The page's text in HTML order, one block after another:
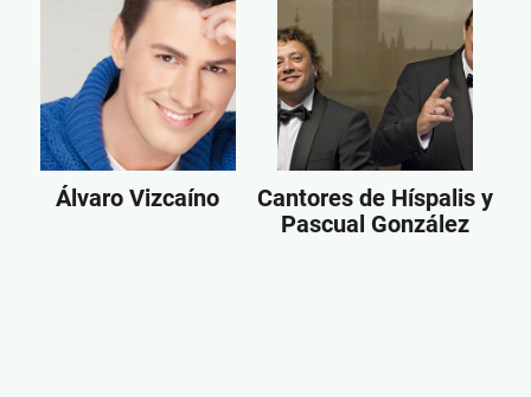
Álvaro Vizcaíno
Cantores de Híspalis y
Pascual González